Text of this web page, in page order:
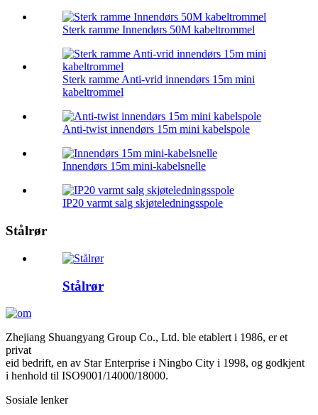
Sterk ramme Innendørs 50M kabeltrommel
Sterk ramme Anti-vrid innendørs 15m mini
kabeltrommel
Anti-twist innendørs 15m mini kabelspole
Innendørs 15m mini-kabelsnelle
IP20 varmt salg skjøteledningsspole
Stålrør
Stålrør
Zhejiang Shuangyang Group Co., Ltd. ble etablert i 1986, er et
privat
eid bedrift, en av Star Enterprise i Ningbo City i 1998, og godkjent
i henhold til ISO9001/14000/18000.
Sosiale lenker